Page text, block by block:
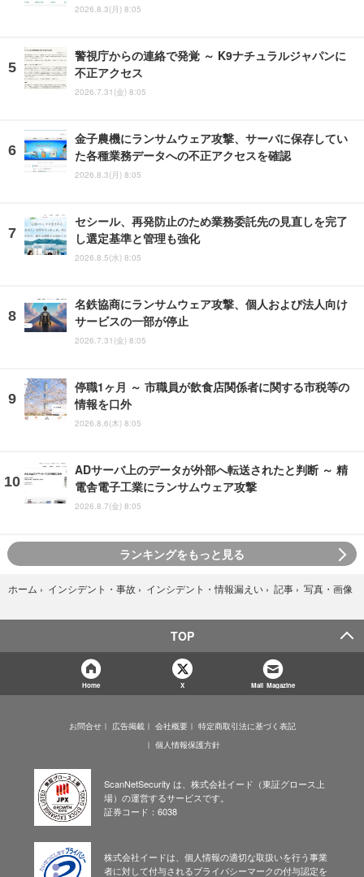
2026.8.3(月) 8:05
警視庁からの連絡で発覚 ～ K9ナチュラルジャパンに
不正アクセス
2026.7.31(金) 8:05
金子農機にランサムウェア攻撃、サーバに保存してい
た各種業務データへの不正アクセスを確認
2026.8.3(月) 8:05
セシール、再発防止のため業務委託先の見直しを完了
し選定基準と管理も強化
2026.8.5(水) 8:05
名鉄協商にランサムウェア攻撃、個人および法人向け
サービスの一部が停止
2026.7.31(金) 8:05
停職1ヶ月 ～ 市職員が飲食店関係者に関する市税等の
情報を口外
2026.8.6(木) 8:05
ADサーバ上のデータが外部へ転送されたと判断 ～ 精
電舎電子工業にランサムウェア攻撃
2026.8.7(金) 8:05
ランキングをもっと見る
ホーム › インシデント・事故 › インシデント・情報漏えい › 記事 › 写真・画像
TOP
Home X Mail Magazine
お問合せ 広告掲載 会社概要
特定商取引法に基づく表記
個人情報保護方針
ScanNetSecurity は、株式会社イード（東証グロース上
場）の運営するサービスです。
証券コード：6038
株式会社イードは、個人情報の適切な取扱いを行う事業
者に対して付与されるプライバシーマークの付与認定を